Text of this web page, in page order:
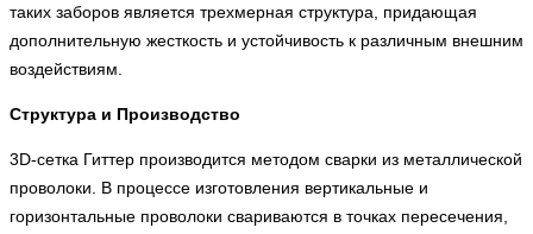
таких заборов является трехмерная структура, придающая
дополнительную жесткость и устойчивость к различным внешним
воздействиям.
Структура и Производство
3D-сетка Гиттер производится методом сварки из металлической
проволоки. В процессе изготовления вертикальные и
горизонтальные проволоки свариваются в точках пересечения,